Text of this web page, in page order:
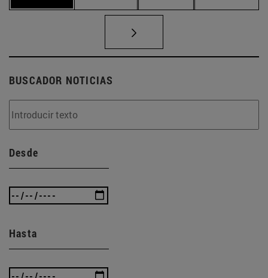
BUSCADOR NOTICIAS
Desde
Hasta